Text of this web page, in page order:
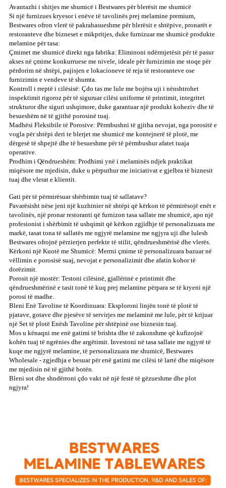
Avantazhi i shitjes me shumicë i Bestwares për blerësit me shumicë
Si një furnizues kryesor i enëve të tavolinës prej melamine premium,
Bestwares ofron vlerë të pakrahasueshme për blerësit e shtëpive, pronarët e
restoranteve dhe bizneset e mikpritjes, duke furnizuar me shumicë produkte
melamine për tasa:
Çmimet me shumicë direkt nga fabrika: Eliminoni ndërmjetësit për të pasur
akses në çmime konkurruese me nivele, ideale për furnizimin me stoqe për
përdorim në shtëpi, pajisjen e lokacioneve të reja të restoranteve ose
furnizimin e vendeve të shumta.
Kontroll i rreptë i cilësisë: Çdo tas me lule me bojëra uji i nënshtrohet
inspektimit rigoroz për të siguruar cilësi uniforme të printimit, integritet
strukturor dhe siguri ushqimore, duke garantuar një produkt koheziv dhe të
besueshëm në të gjithë porosinë tuaj.
Madhësi Fleksibile të Porosive: Përmbushni të gjitha nevojat, nga porositë e
vogla për shtëpi deri te blerjet me shumicë me kontejnerë të plotë, me
dërgesë të shpejtë dhe të besueshme për të përmbushur afatet tuaja
operative.
Prodhim i Qëndrueshëm: Prodhimi ynë i melaminës ndjek praktikat
miqësore me mjedisin, duke u përputhur me iniciativat e gjelbra të biznesit
tuaj dhe vlerat e klientit.
Gati për të përmirësuar shërbimin tuaj të sallatave?
Pavarësisht nëse jeni një kuzhinier në shtëpi që kërkon të përmirësojë enët e
tavolinës, një pronar restoranti që furnizon tasa sallate me shumicë, apo një
profesionist i shërbimit të ushqimit që kërkon zgjidhje të personalizuara me
markë, tasat tona të sallatës me ngjyrë melamine me ngjyra uji dhe lulesh
Bestwares ofrojnë përzierjen perfekte të stilit, qëndrueshmërisë dhe vlerës.
Kërkoni një Kuotë me Shumicë: Merrni çmime të personalizuara bazuar në
vëllimin e porosisë suaj, nevojat e personalizimit dhe afatin kohor të
dorëzimit.
Porosit një mostër: Testoni cilësinë, gjallërinë e printimit dhe
qëndrueshmërinë e tasit tonë të kuq prej melamine përpara se të kryeni një
porosi të madhe.
Bleni Enë Tavoline të Koordinuara: Eksploroni linjën tonë të plotë të
pjatave, gotave dhe pjesëve të servirjes me melaminë me lule, për të krijuar
një Set të plotë Enësh Tavoline për shtëpinë ose biznesin tuaj.
Mos u kënaqni me enë gatimi të brishta dhe të zakonshme që kufizojnë
kohën tuaj të ngrënies dhe argëtimit. Investoni në tasa sallate me ngjyrë të
kuqe me ngjyrë melamine, të personalizuara me shumicë, Bestwares
Wholesale - zgjedhja e besuar për enë gatimi me cilësi të lartë dhe miqësore
me mjedisin në të gjithë botën.
Bleni sot dhe shndërroni çdo vakt në një festë të gëzueshme dhe plot
ngjyra!